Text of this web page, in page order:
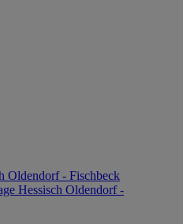
Oldendorf - Fischbeck
Hessisch Oldendorf -